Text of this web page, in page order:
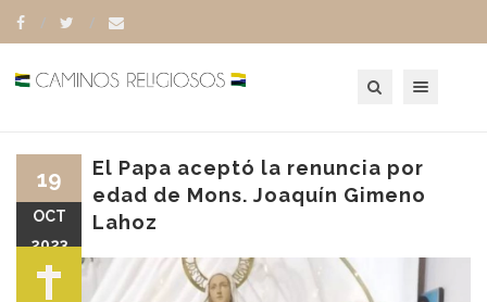
El Papa aceptó la renuncia por
edad de Mons. Joaquín Gimeno
Lahoz
19
OCT
2023